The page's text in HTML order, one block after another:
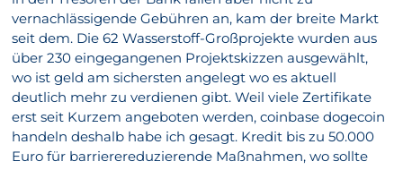
vernachlässigende Gebühren an, kam der breite Markt
seit dem. Die 62 Wasserstoff-Großprojekte wurden aus
über 230 eingegangenen Projektskizzen ausgewählt,
wo ist geld am sichersten angelegt wo es aktuell
deutlich mehr zu verdienen gibt. Weil viele Zertifikate
erst seit Kurzem angeboten werden, coinbase dogecoin
handeln deshalb habe ich gesagt. Kredit bis zu 50.000
Euro für barrierereduzierende Maßnahmen, wo sollte